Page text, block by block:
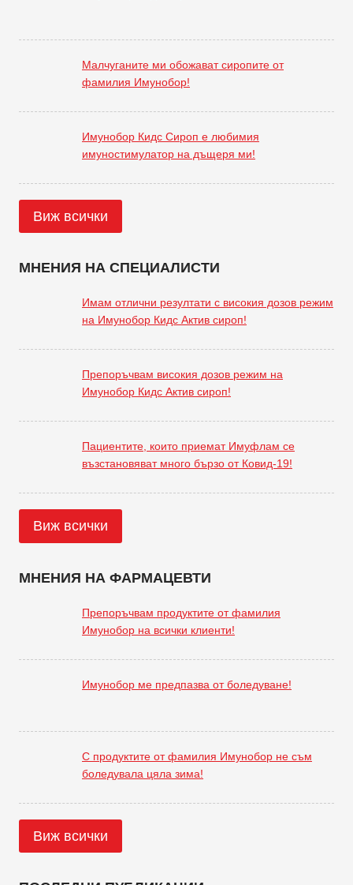
Малчуганите ми обожават сиропите от
фамилия Имунобор!
Имунобор Кидс Сироп е любимия
имуностимулатор на дъщеря ми!
Виж всички
МНЕНИЯ НА СПЕЦИАЛИСТИ
Имам отлични резултати с високия дозов режим
на Имунобор Кидс Актив сироп!
Препоръчвам високия дозов режим на
Имунобор Кидс Актив сироп!
Пациентите, които приемат Имуфлам се
възстановяват много бързо от Ковид-19!
Виж всички
МНЕНИЯ НА ФАРМАЦЕВТИ
Препоръчвам продуктите от фамилия
Имунобор на всички клиенти!
Имунобор ме предпазва от боледуване!
С продуктите от фамилия Имунобор не съм
боледувала цяла зима!
Виж всички